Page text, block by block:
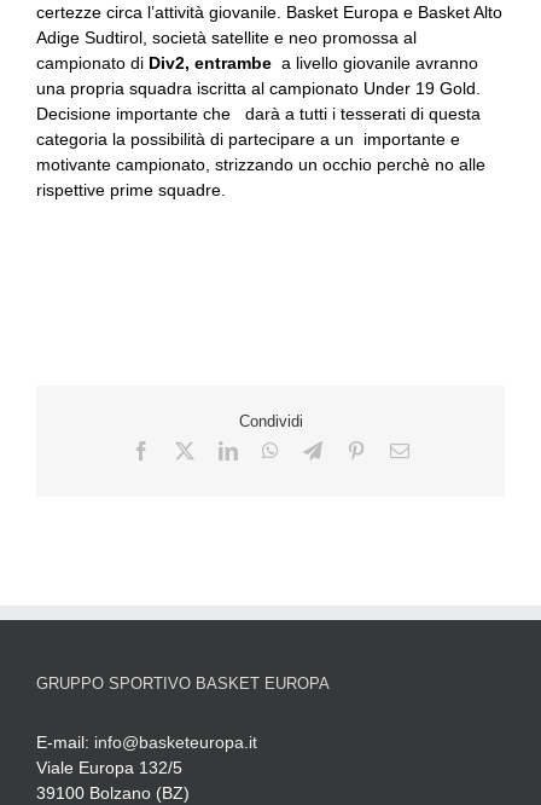
certezze circa l’attività giovanile. Basket Europa e Basket Alto
Adige Sudtirol, società satellite e neo promossa al
campionato di Div2, entrambe a livello giovanile avranno
una propria squadra iscritta al campionato Under 19 Gold.
Decisione importante che darà a tutti i tesserati di questa
categoria la possibilità di partecipare a un importante e
motivante campionato, strizzando un occhio perchè no alle
rispettive prime squadre.
Condividi
GRUPPO SPORTIVO BASKET EUROPA
E-mail: info@basketeuropa.it
Viale Europa 132/5
39100 Bolzano (BZ)